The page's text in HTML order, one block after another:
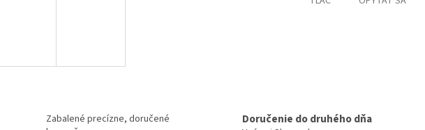
Zabalené precízne, doručené
Doručenie do druhého dňa